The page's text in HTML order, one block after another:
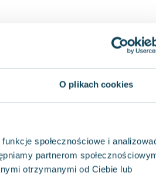
O plikach cookies
społecznościowe i
partnerom
otrzymanymi od Ciebie lub